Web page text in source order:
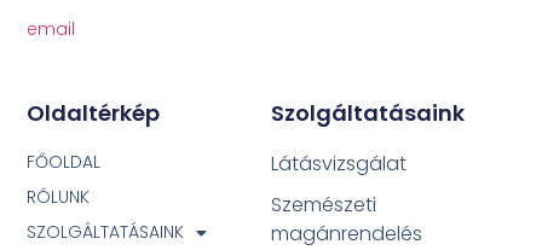
Szolgáltatásaink
Látásvizsgálat
Szemészeti
magánrendelés
Oldaltérkép
FŐOLDAL
RÓLUNK
SZOLGÁLTATÁSAINK
email